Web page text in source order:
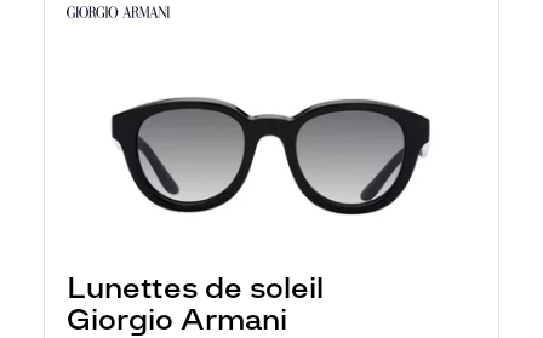
Lunettes de soleil
Giorgio Armani